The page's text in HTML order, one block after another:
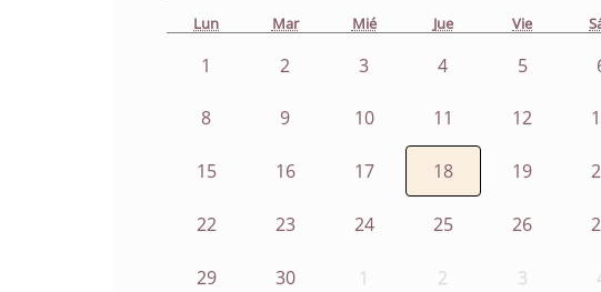
Lun Mar Mié Jue Vie
1 2 3 4 5
8 9 10 11 12
15 16 17 18 19
22 23 24 25 26
29 30 1 2 3